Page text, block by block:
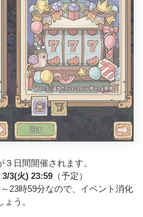
日間開催されます。
3(火) 23:59 （予定）
23時59分なので、イベント消化
う。